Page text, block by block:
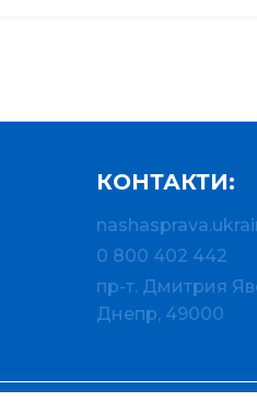
КОНТАКТИ:
0 800 402 442
пр-т. Дмитрия
Днепр, 49000